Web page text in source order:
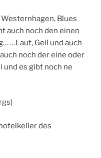
Blues
auch noch den einen
…Laut, Geil und auch
noch der eine oder
und es gibt noch ne
des